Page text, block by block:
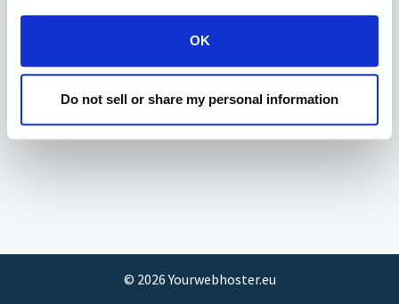
OK
Do not sell or share my personal information
© 2026Yourwebhoster.eu